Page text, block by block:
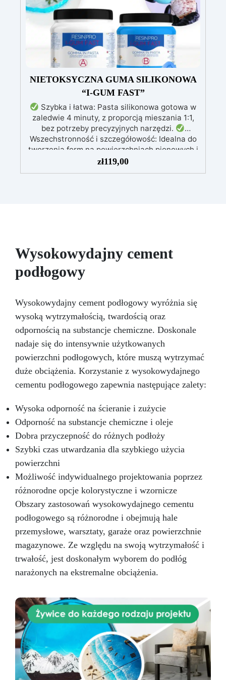
ponad 50 odlewów z różnych materiałów,
zachowując twardość 38 Shore A.
NIETOKSYCZNA GUMA SILIKONOWA
“I-GUM FAST”
Szybka i łatwa: Pasta silikonowa gotowa w
zaledwie 4 minuty, z proporcją mieszania 1:1,
bez potrzeby precyzyjnych narzędzi.
Wszechstronność i szczegółowość: Idealna do
tworzenia form na powierzchniach pionowych i
skomplikowanych detalach, kompatybilna z
żywicą, gipsem, woskiem, metalami o niskiej
wynoszącą 24 i minimalnym skurczem liniowym
(<0,1%).
Praktyczna i czysta:
Antypoślizgowa, nie wymaga użycia środków
separujących ani czyszczenia narzędzi po
zł119,00
Wysokowydajny cement
podłogowy
Wysokowydajny cement podłogowy wyróżnia się
wysoką wytrzymałością, twardością oraz
odpornością na substancje chemiczne. Doskonale
nadaje się do intensywnie użytkowanych
powierzchni podłogowych, które muszą wytrzymać
duże obciążenia. Korzystanie z wysokowydajnego
cementu podłogowego zapewnia następujące zalety:
Wysoka odporność na ścieranie i zużycie
Odporność na substancje chemiczne i oleje
Dobra przyczepność do różnych podłoży
Szybki czas utwardzania dla szybkiego użycia
powierzchni
Możliwość indywidualnego projektowania poprzez
różnorodne opcje kolorystyczne i wzornicze
Obszary zastosowań wysokowydajnego cementu
podłogowego są różnorodne i obejmują hale
przemysłowe, warsztaty, garaże oraz powierzchnie
magazynowe. Ze względu na swoją wytrzymałość i
trwałość, jest doskonałym wyborem do podłóg
narażonych na ekstremalne obciążenia.